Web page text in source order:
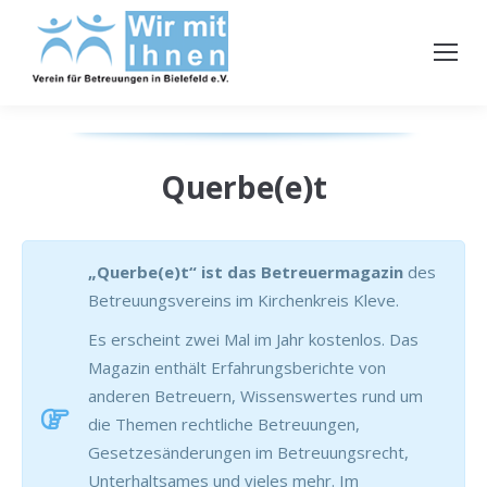
Querbe(e)t
„Querbe(e)t“ ist das Betreuermagazin des
Betreuungsvereins im Kirchenkreis Kleve.
Es erscheint zwei Mal im Jahr kostenlos. Das
Magazin enthält Erfahrungsberichte von
anderen Betreuern, Wissenswertes rund um
die Themen rechtliche Betreuungen,
Gesetzesänderungen im Betreuungsrecht,
Unterhaltsames und vieles mehr. Im